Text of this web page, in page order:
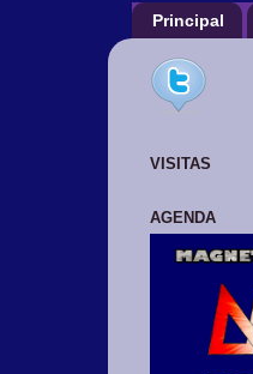
Principal
VISITAS
AGENDA